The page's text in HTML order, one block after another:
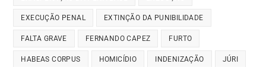
EXECUÇÃO PENAL EXTINÇÃO DA PUNIBILIDADE
FALTA GRAVE FERNANDO CAPEZ FURTO
HABEAS CORPUS HOMICÍDIO INDENIZAÇÃO JÚRI